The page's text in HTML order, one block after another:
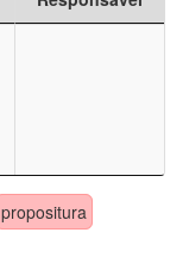
propositura